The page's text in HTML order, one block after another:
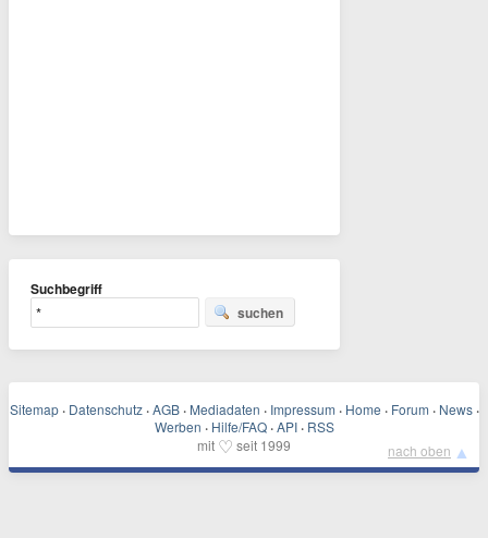
Suchbegriff
suchen
Sitemap · Datenschutz · AGB · Mediadaten · Impressum · Home · Forum · News ·
Werben · Hilfe/FAQ · API · RSS
mit ♡ seit 1999 nach oben ▲